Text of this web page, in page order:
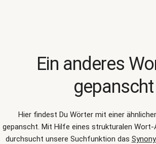
Ein anderes
gepanscht
Hier findest Du Wörter mit einer
gepanscht. Mit Hilfe eines strukturalen
durchsucht unsere Suchfunktion das